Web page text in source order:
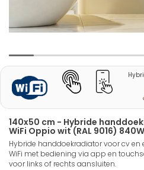
140x50 cm - Hybride
WiFi Oppio wit (RAL 9016) 840W
Hybride handdoekradiator voor cv en
WiFi met bediening via app en
voor links of rechts aansluiten.